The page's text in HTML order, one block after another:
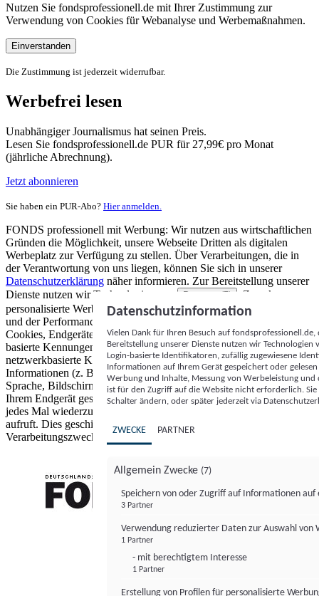
Nutzen Sie fondsprofessionell.de mit Ihrer Zustimmung zur
Verwendung von Cookies für Webanalyse und Werbemaßnahmen.
Einverstanden
Die Zustimmung ist jederzeit widerrufbar.
Werbefrei lesen
Unabhängiger Journalismus hat seinen Preis.
Lesen Sie fondsprofessionell.de PUR für 27,99€ pro Monat
(jährliche Abrechnung).
Jetzt abonnieren
Sie haben ein PUR-Abo? Hier anmelden.
FONDS professionell mit Werbung: Wir nutzen aus wirtschaftlichen
Gründen die Möglichkeit, unsere Webseite Dritten als digitalen
Werbeplatz zur Verfügung zu stellen. Über Verarbeitungen, die in
der Verantwortung von uns liegen, können Sie sich in unserer
Datenschutzerklärung näher informieren. Zur Bereitstellung unserer
Dienste nutzen wir Technologien von
Partnern (5)
. Zwecke:
personalisierte Werbung und Inhalte, Messung von Werbeleistung
und der Performance von Inhalten sowie Zielgruppenforschung.
Cookies, Endgeräte- oder ähnliche Online-Kennungen (z. B. login-
basierte Kennungen, zufällig generierte Kennungen,
netzwerkbasierte Kennungen) können zusammen mit anderen
Informationen (z. B. Browsertyp und Browserinformationen,
Sprache, Bildschirmgröße, unterstützte Technologien usw.) auf
Ihrem Endgerät gespeichert oder von dort ausgelesen werden, um es
jedes Mal wiederzuerkennen, wenn es eine App oder einer Webseite
aufruft. Dies geschieht für einen oder mehrere der hier aufgeführten
Verarbeitungszwecke.
Datenschutzinformation
Vielen Dank für Ihren Besuch auf
Bereitstellung unserer Dienste nutzen wir Technologien
Login-basierte Identifikatoren, zufällig zugewiesene
Informationen auf Ihrem Gerät gespeichert oder
Werbung und Inhalte, Messung von Werbeleistung
ist für den Zugriff auf die Website nicht erforderlich.
Schalter ändern, oder später jederzeit via
ZWECKE PARTNER
Allgemein Zwecke (7)
Speichern von oder Zugriff auf Informationen auf
3 Partner
Verwendung reduzierter Daten zur Auswahl von
1 Partner
- mit berechtigtem Interesse
1 Partner
Erstellung von Profilen für personalisierte
FONDS professionell